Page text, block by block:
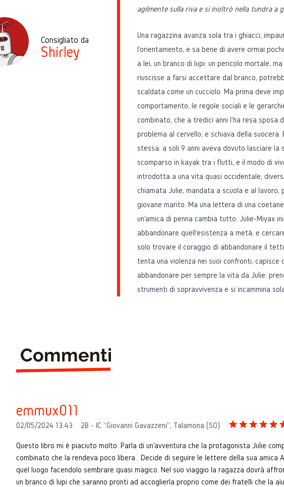
Consigliato da
Shirley
agilmente sulla riva e si inoltrò nella tundra a
Una ragazzina avanza sola tra i ghiacci,
l'orientamento, e sa bene di avere ormai
a lei, un branco di lupi: un pericolo mortale,
riuscisse a farsi accettare dal branco,
scaldata come un cucciolo. Ma prima deve
comportamento, le regole sociali e le
combinato, che a tredici anni l'ha resa sposa
problema al cervello, e schiava della
stessa: a soli 9 anni aveva dovuto lasciare la
scomparso in kayak tra i flutti, e il modo di
introdotta a una vita quasi occidentale,
chiamata Julie, mandata a scuola e al lavoro,
giovane marito. Ma una lettera di una
un'amica di penna cambia tutto: Julie-Miyax
abbandonare quell'esistenza a metà, e
solo trovare il coraggio di abbandonare il
tenta una violenza nei suoi confronti, capisce
abbandonare per sempre la vita da Julie:
strumenti di sopravvivenza e si incammina
Commenti
emmux011
02/05/2024 13:43 2B - IC "Giovanni Gavazzeni", Talamona (SO)
Questo libro mi è piaciuto molto. Parla di un'avventura che la protagonista Julie
combinato che la rendeva poco libera . Decide di seguire le lettere della sua amica
quel luogo facendolo sembrare quasi magico. Nel suo viaggio la ragazza dovrà
un branco di lupi che saranno pronti ad accoglierla proprio come dei fratelli che la